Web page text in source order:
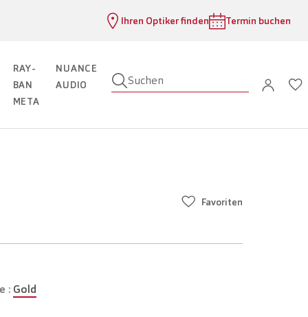
Ihren Optiker finden Termin buchen
RAY-
BAN
META
NUANCE
AUDIO
Suchen
Favoriten
: Gold